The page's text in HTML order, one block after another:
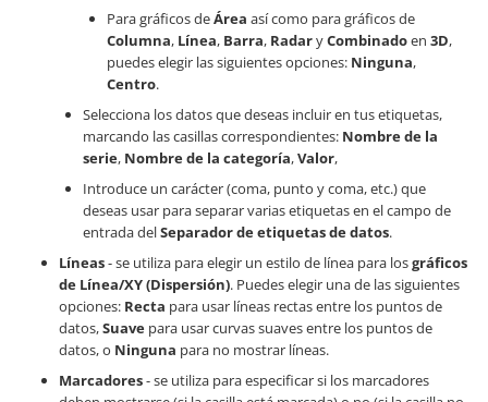
Para gráficos deÁrea así como para gráficos de
Columna, Línea, Barra, RadaryCombinadoen 3D,
puedes elegir las siguientes opciones: Ninguna,
Centro.
Selecciona los datos que deseas incluir en tus etiquetas,
marcando las casillas correspondientes: Nombre de la
serie, Nombre de la categoría,Valor,
Introduce un carácter (coma, punto y coma, etc.) que
deseas usar para separar varias etiquetas en el campo de
entrada delSeparador de etiquetas de datos.
Líneas- se utiliza para elegir un estilo de línea para losgráficos
de Línea/XY (Dispersión). Puedes elegir una de las siguientes
opciones: Recta para usar líneas rectas entre los puntos de
datos,Suave para usar curvas suaves entre los puntos de
datos, o Ninguna para no mostrar líneas.
Marcadores- se utiliza para especificar si los marcadores